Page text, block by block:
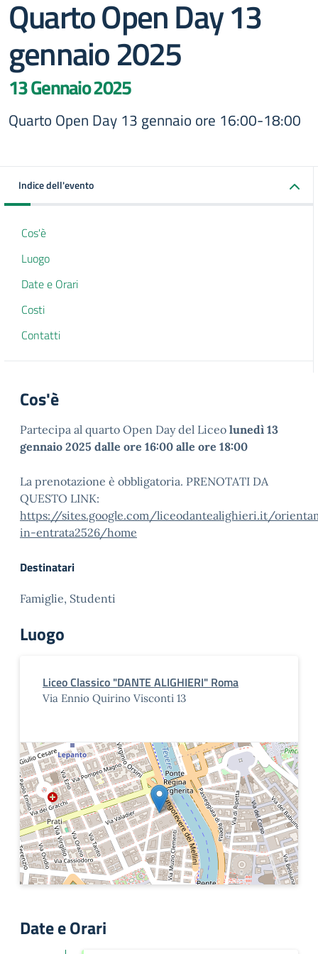
Quarto Open Day 13
gennaio 2025
13 Gennaio 2025
Quarto Open Day 13 gennaio ore 16:00-18:00
Indice dell'evento
Cos'è
Luogo
Date e Orari
Costi
Contatti
Cos'è
Partecipa al quarto Open Day del Liceo lunedì 13
gennaio 2025 dalle ore 16:00 alle ore 18:00
La prenotazione è obbligatoria. PRENOTATI DA
QUESTO LINK:
https://sites.google.com/liceodantealighieri.it/
in-entrata2526/home
Destinatari
Famiglie, Studenti
Luogo
Liceo Classico "DANTE ALIGHIERI" Roma
Via Ennio Quirino Visconti 13
Date e Orari